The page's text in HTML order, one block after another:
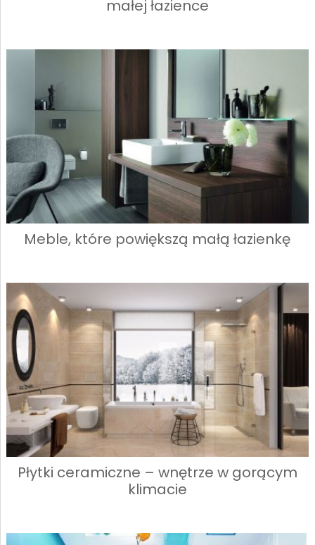
małej łazience
Meble, które powiększą małą łazienkę
Płytki ceramiczne – wnętrze w gorącym
klimacie